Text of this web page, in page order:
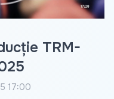
TRM-
17:00